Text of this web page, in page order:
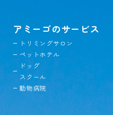
アミーゴのサービス
トリミングサロン
ペットホテル
ドッグ
スクール
動物病院